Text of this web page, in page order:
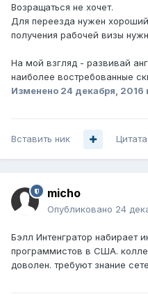
Возращаться не хочет.
Для переезда нужен
получения рабочей визы
На мой взгляд - развивай
наиболее востребованные
Изменено 24 декабря, 2016
Вставить ник Цитата
micho
Опубликовано 24
Бэлл Интенгратор набирает
программистов в США.
доволен. требуют знание